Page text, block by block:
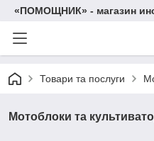
«ПОМОЩНИК» - магазин
Товари та послуги
Мотоблоки та